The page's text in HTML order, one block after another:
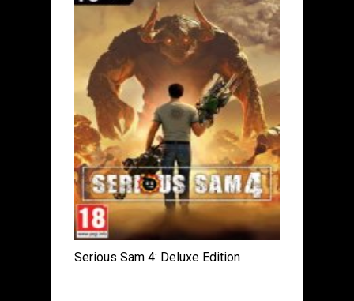
Serious Sam 4: Deluxe Edition